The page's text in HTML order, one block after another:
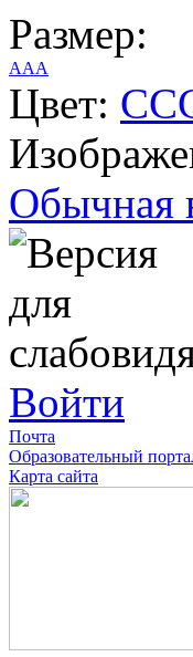
Размер:
AAA
Цвет: CC
Обычная
Войти
Почта
Образовательный
Карта сайта